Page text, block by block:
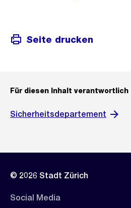
Seite drucken
Für diesen Inhalt verantwortlich
Sicherheitsdepartement
© 2026 Stadt Zürich
Social Media